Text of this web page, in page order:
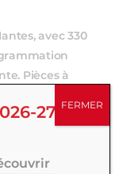
avec 330
Pièces à
vos
27 EST
FERMER